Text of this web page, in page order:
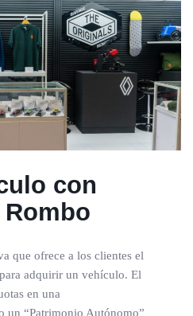
con
que ofrece a los clientes el
adquirir un vehículo. El
en una
un “Patrimonio Autónomo”